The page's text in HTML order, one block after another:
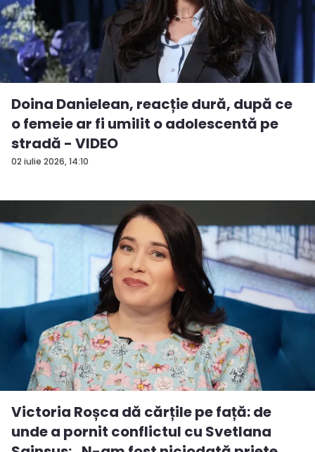
02 iulie 2026, 14:10
Doina Danielean, reacție dură, după ce
o femeie ar fi umilit o adolescentă pe
stradă - VIDEO
Victoria Roșca dă cărțile pe față: de
unde a pornit conflictul cu Svetlana